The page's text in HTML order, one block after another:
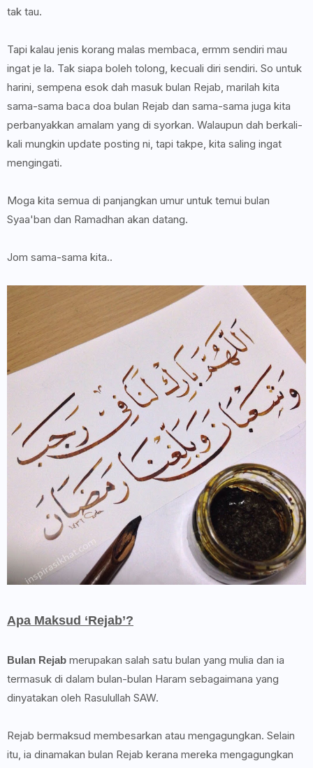
tak tau.
Tapi kalau jenis korang malas membaca, ermm sendiri mau
ingat je la. Tak siapa boleh tolong, kecuali diri sendiri. So untuk
harini, sempena esok dah masuk bulan Rejab, marilah kita
sama-sama baca doa bulan Rejab dan sama-sama juga kita
perbanyakkan amalam yang di syorkan. Walaupun dah berkali-
kali mungkin update posting ni, tapi takpe, kita saling ingat
mengingati.
Moga kita semua di panjangkan umur untuk temui bulan
Syaa'ban dan Ramadhan akan datang.
Jom sama-sama kita..
Apa Maksud ‘Rejab’?
Bulan Rejab merupakan salah satu bulan yang mulia dan ia
termasuk di dalam bulan-bulan Haram sebagaimana yang
dinyatakan oleh Rasulullah SAW.
Rejab bermaksud membesarkan atau mengagungkan. Selain
itu, ia dinamakan bulan Rejab kerana mereka mengagungkan